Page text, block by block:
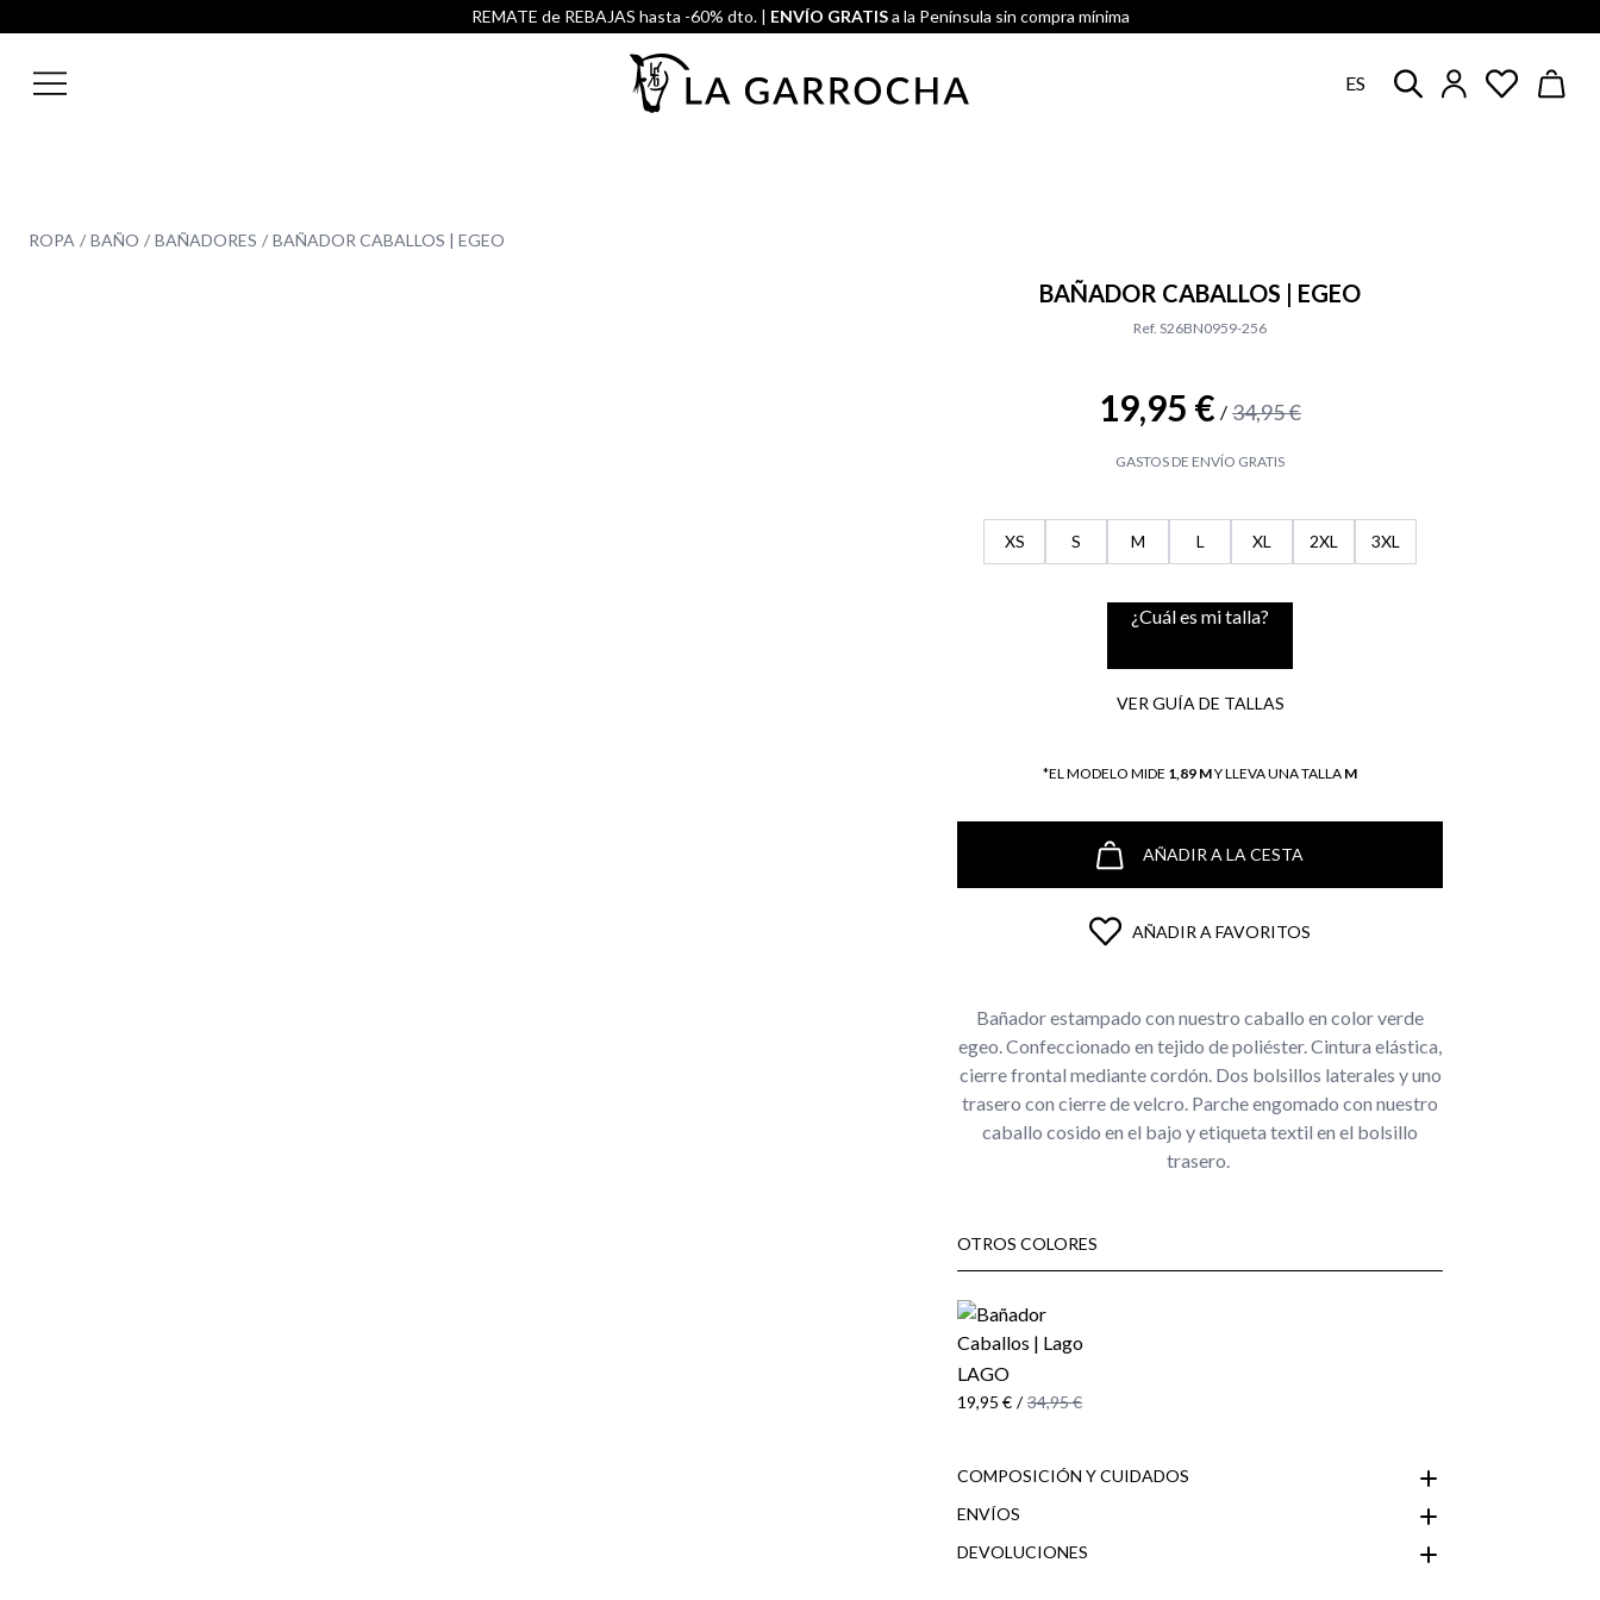
REMATE de REBAJAS hasta -60% dto. | ENVÍO GRATISa la Península sin compra mínima
ES
ROPA BAÑO BAÑADORES BAÑADOR CABALLOS | EGEO
BAÑADOR CABALLOS | EGEO
Ref. S26BN0959-256
19,95 € / 34,95 €
GASTOS DE ENVÍO GRATIS
XS S M L XL 2XL 3XL
¿Cuál es mi talla?
VER GUÍA DE TALLAS
*EL MODELO MIDE 1,89 MY LLEVA UNA TALLA M
AÑADIR A LA CESTA
AÑADIR A FAVORITOS
Bañador estampado con nuestro caballo en color verde
egeo. Confeccionado en tejido de poliéster. Cintura elástica,
cierre frontal mediante cordón. Dos bolsillos laterales y uno
trasero con cierre de velcro. Parche engomado con nuestro
caballo cosido en el bajo y etiqueta textil en el bolsillo
trasero.
OTROS COLORES
LAGO
19,95 € / 34,95 €
COMPOSICIÓN Y CUIDADOS
ENVÍOS
DEVOLUCIONES